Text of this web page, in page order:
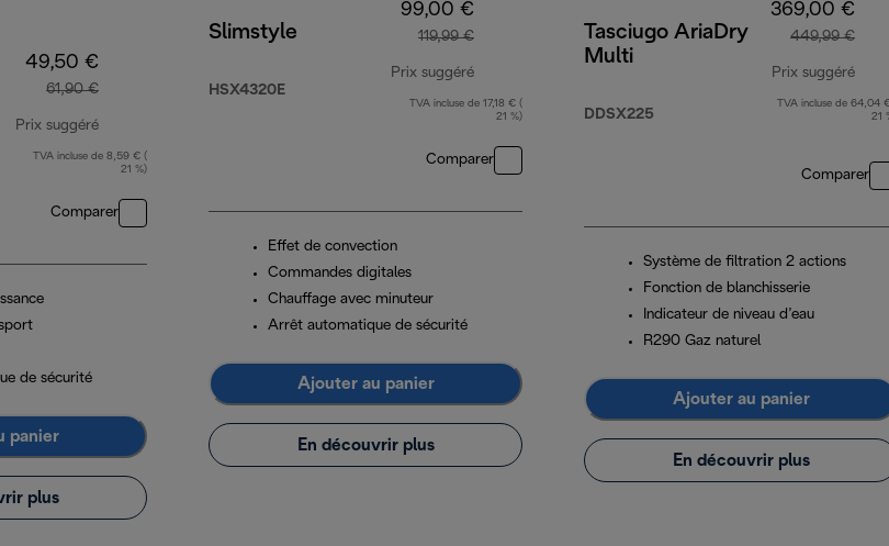
49,50 €
61,90 €
Prix suggéré
prix original 61,90 €
TVA incluse de 8,59 € (
21 %)
Comparer
de sécurité
panier
plus
Slimstyle
HSX4320E
99,00 €
119,99 €
Prix suggéré
prix original 119,99 €
TVA incluse de 17,18 € (
21 %)
Comparer
Effet de convection
Commandes digitales
Chauffage avec minuteur
Arrêt automatique de sécurité
Ajouter au panier
En découvrir plus
Tasciugo AriaDry
Multi
DDSX225
369,00 €
449,99 €
Prix suggéré
prix
TVA incluse de 64,04
21
Comparer
Système de filtration 2 actions
Fonction de blanchisserie
Indicateur de niveau d’eau
R290 Gaz naturel
Ajouter au panier
En découvrir plus